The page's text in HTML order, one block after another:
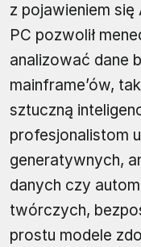
z pojawieniem się
PC pozwolił
analizować dane
mainframe’ów,
sztuczną
profesjonalistom
generatywnych,
danych czy
twórczych,
prostu modele